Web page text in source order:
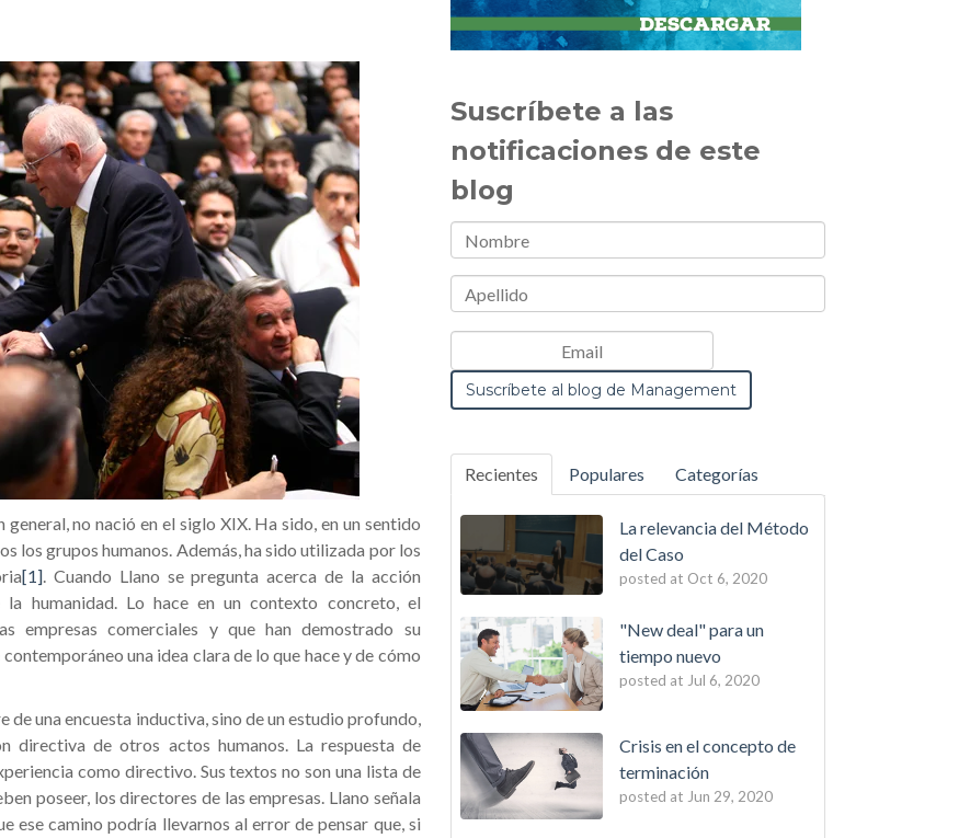
no nació en el siglo XIX. Ha sido, en un sentido
los grupos humanos. Además, ha sido utilizada por los
[1]. Cuando Llano se pregunta acerca de la acción
humanidad. Lo hace en un contexto concreto, el
empresas comerciales y que han demostrado su
una idea clara de lo que hace y de cómo
de una encuesta inductiva, sino de un estudio profundo,
directiva de otros actos humanos. La respuesta de
como directivo. Sus textos no son una lista de
poseer, los directores de las empresas. Llano señala
ese camino podría llevarnos al error de pensar que, si
Suscríbete a las
notificaciones de este
blog
Recientes Populares Categorías
La relevancia del Método
del Caso
posted at Oct 6, 2020
"New deal" para un
tiempo nuevo
posted at Jul 6, 2020
Crisis en el concepto de
terminación
posted at Jun 29, 2020